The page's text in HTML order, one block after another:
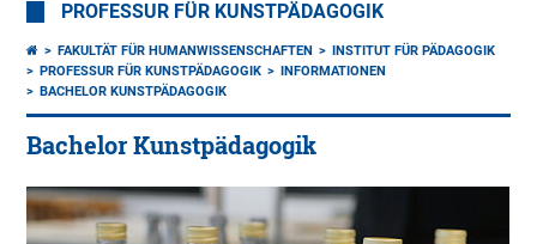
PROFESSUR FÜR KUNSTPÄDAGOGIK
FAKULTÄT FÜR HUMANWISSENSCHAFTEN
INSTITUT FÜR PÄDAGOGIK
PROFESSUR FÜR KUNSTPÄDAGOGIK
INFORMATIONEN
BACHELOR KUNSTPÄDAGOGIK
Bachelor Kunstpädagogik